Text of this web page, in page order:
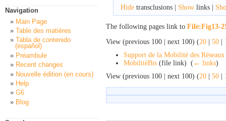
Hidetransclusions | Showlinks |
The following pages link to File:Fig13-
View (previous 100 | next 100) (20 | 50 |
Support de la Mobilité des Réseaux
MobilitéBis (file link) ‎ ( ← links)
View (previous 100 | next 100) (20 | 50 |
Navigation
Main Page
Table des matières
Tabla de contenido
(español)
Préambule
Recent changes
Nouvelle édition (en cours)
Help
G6
Blog